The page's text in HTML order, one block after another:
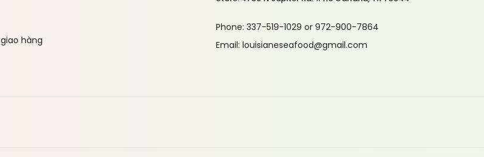
hàng
Phone: 337-519-1029 or 972-900-7864
Email: louisianeseafood@gmail.com